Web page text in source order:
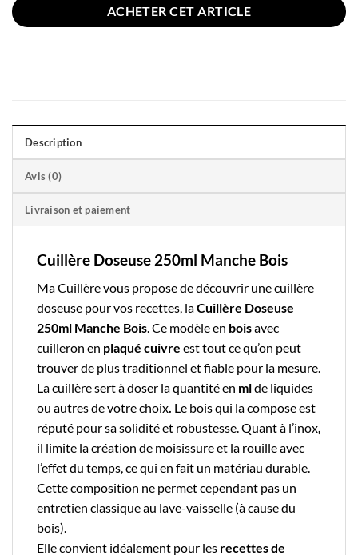
ACHETER CET ARTICLE
Description
Avis (0)
Livraison et paiement
Cuillère Doseuse 250ml Manche Bois
Ma Cuillèrevous propose de découvrir unecuillère
doseuse pour vos recettes, laCuillère Doseuse
250ml Manche Bois . Ce modèle en boisavec
cuilleron en plaqué cuivre est tout ce qu’on peut
trouver de plus traditionnel et fiable pour la mesure.
La cuillère sert à doser la quantité en mlde liquides
ou autres de votre choix Le boisqui la compose est
réputé pour sa solidité et robustesse. Quant à l’inox
il limite la création de moisissure et la rouille avec
l’effet du temps, ce qui en fait un matériau durable.
Cette composition ne permet cependant pas un
entretien classique au lave-vaisselle (à cause du
bois).
Elle convient idéalement pour les recettes de